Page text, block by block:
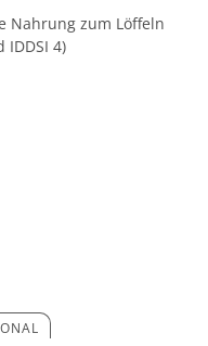
Nahrung zum Löffeln
IDDSI 4)